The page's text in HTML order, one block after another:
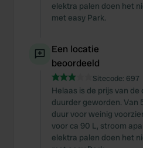
elektra palen doen het
met easy Park.
Een locatie
beoordeeld
Sitecode: 697
Helaas is de prijs van
duurder geworden. Van
duur voor weinig
voor ca 90 L, stroom
elektra palen doen het